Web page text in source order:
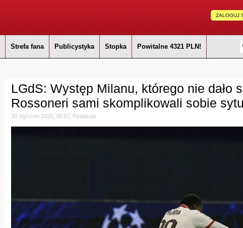
ZALOGUJ
Strefa fana Publicystyka Stopka Powitalne 4321 PLN!
LGdS: Występ Milanu, którego nie dało
Rossoneri sami skomplikowali sobie
30 stycznia 2025, 08:57, Redakcja